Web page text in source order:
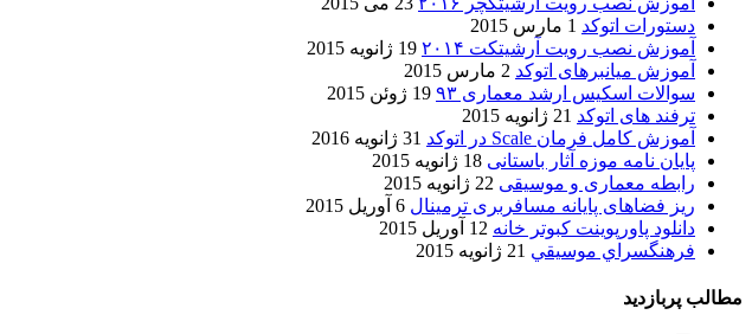
دستورات اتوکد 1 مارس 2015
آموزش نصب رویت آرشیتکت ۲۰۱۴
19 ژانویه 2015
آموزش میانبرهای اتوکد 2 مارس 2015
سوالات اسکیس ارشد معماری ۹۳
19 ژوئن 2015
ترفند های اتوکد 21 ژانویه 2015
آموزش کامل فرمان Scale در اتوکد
31 ژانویه 2016
پایان نامه موزه آثار باستانی 18 ژانویه 2015
رابطه معماری و موسیقی 22 ژانویه 2015
ریز فضاهای پایانه مسافربری ترمینال 6 آوریل 2015
دانلود پاورپوینت کبوتر خانه 12 آوریل 2015
فرهنگسراي موسيقي 21 ژانویه 2015
مطالب پربازدید